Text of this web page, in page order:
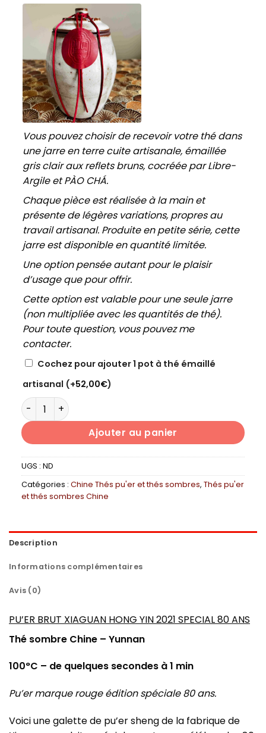
Vous pouvez choisir de recevoir votre thé dans
une jarre en terre cuite artisanale, émaillée
gris clair aux reflets bruns, cocréée par Libre-
Argile et PÀO CHÁ.
Chaque pièce est réalisée à la main et
présente de légères variations, propres au
travail artisanal. Produite en petite série, cette
jarre est disponible en quantité limitée.
Une option pensée autant pour le plaisir
d’usage que pour offrir.
Cette option est valable pour une seule jarre
(non multipliée avec les quantités de thé).
Pour toute question, vous pouvez me
contacter.
Cochez pour ajouter 1 pot à thé émaillé
artisanal (+52,00€)
quantité de PU'ER BRUT XIAGUAN HONG YIN 2021
Ajouter au panier
UGS : ND
Catégories : Chine Thés pu'er et thés sombres, Thés pu'er
et thés sombres Chine
Description
Informations complémentaires
Avis (0)
PU’ER BRUT XIAGUAN HONG YIN 2021 SPECIAL 80 ANS
Thé sombre Chine – Yunnan
100°C – de quelques secondes à 1 min
Pu’er marque rouge édition spéciale 80 ans.
Voici une galette de pu’er sheng de la fabrique de